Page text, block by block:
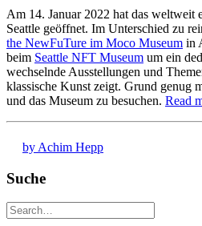
Am 14. Januar 2022 hat das weltweit
Seattle geöffnet. Im Unterschied zu
the NewFuTure im Moco Museum in
beim Seattle NFT Museum um ein
wechselnde Ausstellungen und
klassische Kunst zeigt. Grund genug
und das Museum zu besuchen. Read
by Achim Hepp
Suche